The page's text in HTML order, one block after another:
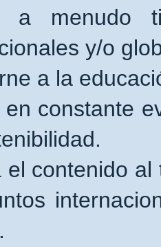
a menudo
y/o
a la
constante
el contenido